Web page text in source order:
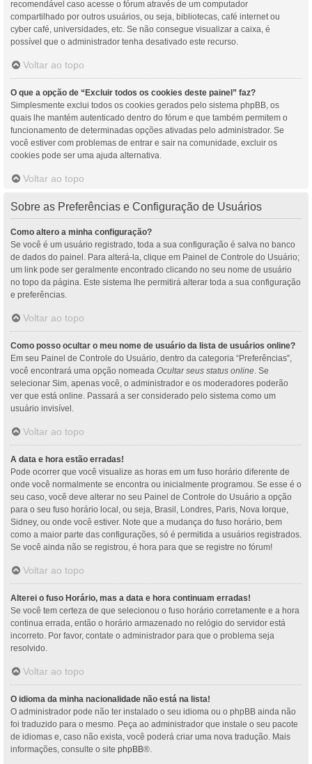
recomendável caso acesse o fórum através de um computador
compartilhado por outros usuários, ou seja, bibliotecas, café internet ou
cyber café, universidades, etc. Se não consegue visualizar a caixa, é
possível que o administrador tenha desativado este recurso.
Voltar ao topo
O que a opção de “Excluir todos os cookies deste painel” faz?
Simplesmente exclui todos os cookies gerados pelo sistema phpBB, os
quais lhe mantém autenticado dentro do fórum e que também permitem o
funcionamento de determinadas opções ativadas pelo administrador. Se
você estiver com problemas de entrar e sair na comunidade, excluir os
cookies pode ser uma ajuda alternativa.
Voltar ao topo
Sobre as Preferências e Configuração de Usuários
Como altero a minha configuração?
Se você é um usuário registrado, toda a sua configuração é salva no banco
de dados do painel. Para alterá-la, clique em Painel de Controle do Usuário;
um link pode ser geralmente encontrado clicando no seu nome de usuário
no topo da página. Este sistema lhe permitirá alterar toda a sua configuração
e preferências.
Voltar ao topo
Como posso ocultar o meu nome de usuário da lista de usuários online?
Em seu Painel de Controle do Usuário, dentro da categoria “Preferências”,
você encontrará uma opção nomeada Ocultar seus status online. Se
selecionar Sim, apenas você, o administrador e os moderadores poderão
ver que está online. Passará a ser considerado pelo sistema como um
usuário invisível.
Voltar ao topo
A data e hora estão erradas!
Pode ocorrer que você visualize as horas em um fuso horário diferente de
onde você normalmente se encontra ou inicialmente programou. Se esse é o
seu caso, você deve alterar no seu Painel de Controle do Usuário a opção
para o seu fuso horário local, ou seja, Brasil, Londres, Paris, Nova Iorque,
Sidney, ou onde você estiver. Note que a mudança do fuso horário, bem
como a maior parte das configurações, só é permitida a usuários registrados.
Se você ainda não se registrou, é hora para que se registre no fórum!
Voltar ao topo
Alterei o fuso Horário, mas a data e hora continuam erradas!
Se você tem certeza de que selecionou o fuso horário corretamente e a hora
continua errada, então o horário armazenado no relógio do servidor está
incorreto. Por favor, contate o administrador para que o problema seja
resolvido.
Voltar ao topo
O idioma da minha nacionalidade não está na lista!
O administrador pode não ter instalado o seu idioma ou o phpBB ainda não
foi traduzido para o mesmo. Peça ao administrador que instale o seu pacote
de idiomas e, caso não exista, você poderá criar uma nova tradução. Mais
informações, consulte o site phpBB®.